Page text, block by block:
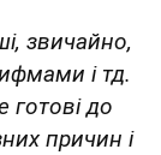
звичайно,
і тд.
готові до
причин і